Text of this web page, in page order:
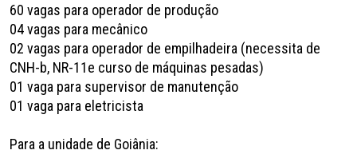
60 vagas para operador de produção
04 vagas para mecânico
02 vagas para operador de empilhadeira (necessita de
CNH-b, NR-11e curso de máquinas pesadas)
01 vaga para supervisor de manutenção
01 vaga para eletricista
Para a unidade de Goiânia: